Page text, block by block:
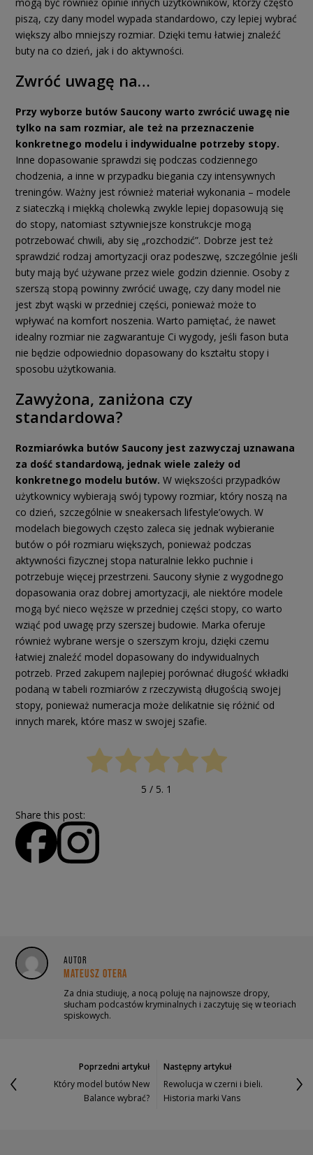
piszą, czy dany model wypada standardowo, czy lepiej wybrać
większy albo mniejszy rozmiar. Dzięki temu łatwiej znaleźć
buty na co dzień, jak i do aktywności.
Zwróć uwagę na…
Przy wyborze butów Saucony warto zwrócić uwagę nie
tylko na sam rozmiar, ale też na przeznaczenie
konkretnego modelu i indywidualne potrzeby stopy.
Inne dopasowanie sprawdzi się podczas codziennego
chodzenia, a inne w przypadku biegania czy intensywnych
treningów. Ważny jest również materiał wykonania – modele
z siateczką i miękką cholewką zwykle lepiej dopasowują się
do stopy, natomiast sztywniejsze konstrukcje mogą
potrzebować chwili, aby się „rozchodzić”. Dobrze jest też
sprawdzić rodzaj amortyzacji oraz podeszwę, szczególnie jeśli
buty mają być używane przez wiele godzin dziennie. Osoby z
szerszą stopą powinny zwrócić uwagę, czy dany model nie
jest zbyt wąski w przedniej części, ponieważ może to
wpływać na komfort noszenia. Warto pamiętać, że nawet
idealny rozmiar nie zagwarantuje Ci wygody, jeśli fason buta
nie będzie odpowiednio dopasowany do kształtu stopy i
sposobu użytkowania.
Zawyżona, zaniżona czy
standardowa?
Rozmiarówka butów Saucony jest zazwyczaj uznawana
za dość standardową, jednak wiele zależy od
konkretnego modelu butów. W większości przypadków
użytkownicy wybierają swój typowy rozmiar, który noszą na
co dzień, szczególnie w sneakersach lifestyle’owych. W
modelach biegowych często zaleca się jednak wybieranie
butów o pół rozmiaru większych, ponieważ podczas
aktywności fizycznej stopa naturalnie lekko puchnie i
potrzebuje więcej przestrzeni. Saucony słynie z wygodnego
dopasowania oraz dobrej amortyzacji, ale niektóre modele
mogą być nieco węższe w przedniej części stopy, co warto
wziąć pod uwagę przy szerszej budowie. Marka oferuje
również wybrane wersje o szerszym kroju, dzięki czemu
łatwiej znaleźć model dopasowany do indywidualnych
potrzeb. Przed zakupem najlepiej porównać długość wkładki
podaną w tabeli rozmiarów z rzeczywistą długością swojej
stopy, ponieważ numeracja może delikatnie się różnić od
innych marek, które masz w swojej szafie.
5 / 5. 1
Share this post:
AUTOR
MATEUSZ OTERA
Za dnia studiuję, a nocą poluję na najnowsze dropy,
słucham podcastów kryminalnych i zaczytuję się w teoriach
spiskowych.
Poprzedni artykuł
Który model butów New
Balance wybrać?
Następny artykuł
Rewolucja w czerni i bieli.
Historia marki Vans